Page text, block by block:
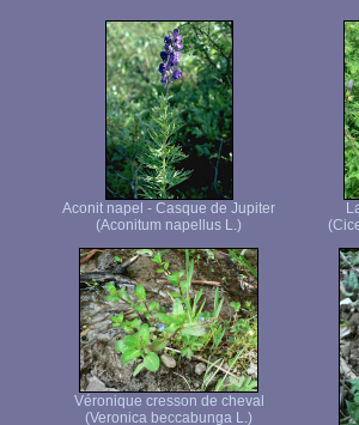
Aconit napel - Casque de Jupiter
(Aconitum napellus L.)
Véronique cresson de cheval
(Veronica beccabunga L.)